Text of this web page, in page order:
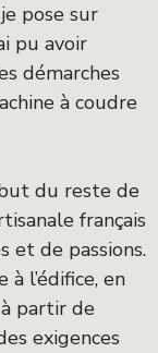
pose sur
pu avoir
démarches
à coudre
du reste de
français
et de passions.
l’édifice, en
partir de
exigences